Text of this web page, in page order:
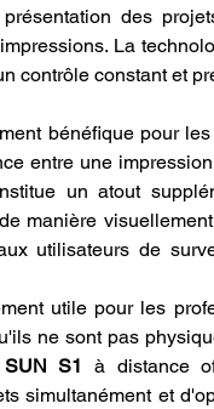
des
La
contrôle constant et
bénéfique pour
entre une
un atout
manière
utilisateurs de
utile pour les
ne sont pas
S1
à distance
simultanément et